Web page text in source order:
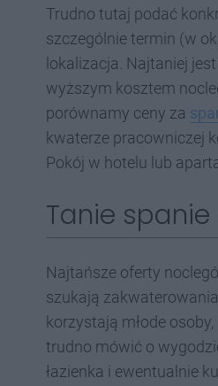
Trudno tutaj podać
szczególnie termin (w
lokalizacja. Najtaniej
wyższym kosztem
porównamy ceny za
kwaterze pracowniczej
Pokój w hotelu lub
Tanie
Najtańsze oferty
szukają
korzystają młode
trudno mówić o
łazienka i ewentualnie